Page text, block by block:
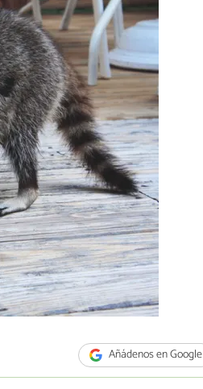
Añádenos en Google